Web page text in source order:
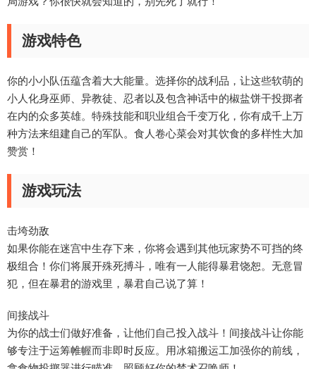
游戏特色
你的小小队伍蕴含着大大能量。选择你的战利品，让这些软萌的
小人化身巫师、异教徒、忍者以及包含神话中的椒盐饼干投掷者
在内的众多英雄。特殊技能和职业组合千变万化，你有成千上万
种方法来组建自己的军队。食人卷心菜会对其饮食的多样性大加
赞赏！
游戏玩法
击垮劲敌
如果你能在迷宫中生存下来，你将会遇到其他玩家势不可挡的终
极组合！你们将展开殊死搏斗，唯有一人能得暴君饶恕。无意冒
犯，但在暴君的游戏里，暴君自己说了算！
间接战斗
为你的战士们做好准备，让他们自己投入战斗！间接战斗让你能
够专注于运筹帷幄而非即时反应。用冰箱搬运工加强你的前线，